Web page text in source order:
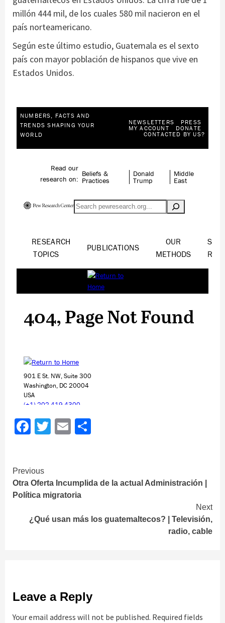
millón 444 mil, de los cuales 580 mil nacieron en el
país norteamericano.
Según este último estudio, Guatemala es el sexto
país con mayor población de hispanos que vive en
Estados Unidos.
Facebook
Twitter
Email
Continue
Reading
Previous
Otra Oferta Incumplida de la actual Administración |
Política migratoria
Next
¿Qué usan más los guatemaltecos? | Televisión,
radio, cable
Leave a Reply
Your email address will not be published. Required fields